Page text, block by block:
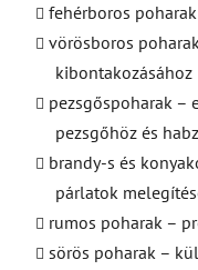
fehérboros
vörösboros
kibontakozásához
pezsgőspoharak –
pezsgőhöz és
brandy-s és
párlatok
rumos poharak –
sörös poharak –